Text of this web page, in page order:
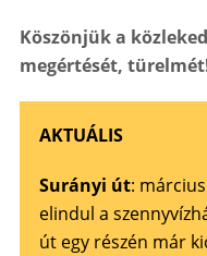
Köszönjük a
megértését,
AKTUÁLIS
Surányi út:
elindul a
út egy részén már